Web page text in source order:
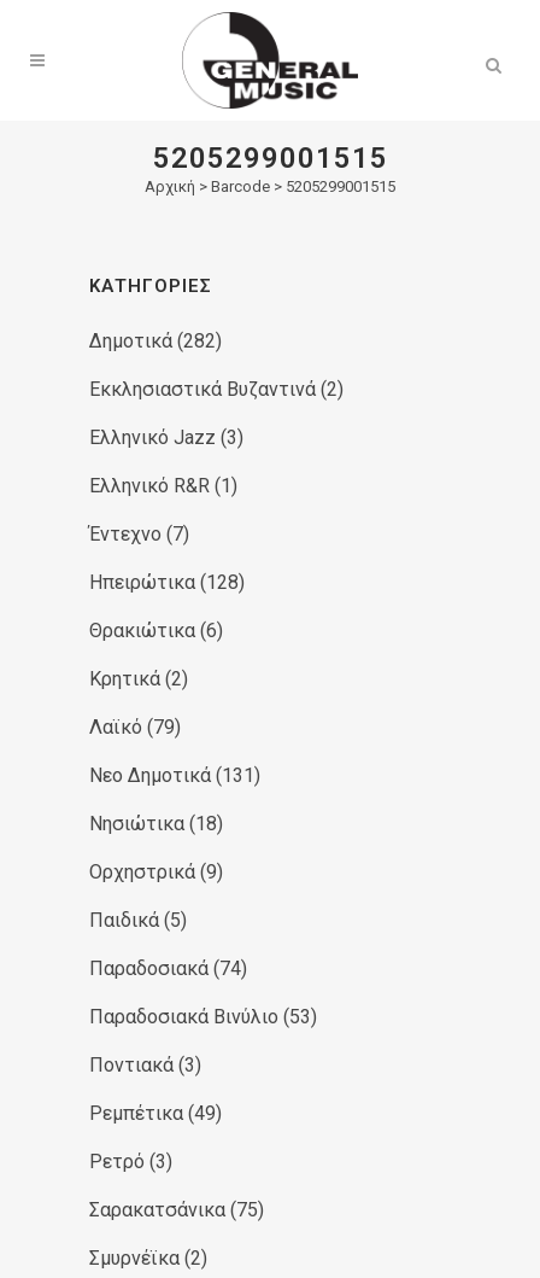
5205299001515
Αρχική > Barcode > 5205299001515
ΚΑΤΗΓΟΡΊΕΣ
Δημοτικά (282)
Εκκλησιαστικά Βυζαντινά (2)
Ελληνικό Jazz (3)
Ελληνικό R&R (1)
Έντεχνο (7)
Ηπειρώτικα (128)
Θρακιώτικα (6)
Κρητικά (2)
Λαϊκό (79)
Νεο Δημοτικά (131)
Νησιώτικα (18)
Ορχηστρικά (9)
Παιδικά (5)
Παραδοσιακά (74)
Παραδοσιακά Βινύλιο (53)
Ποντιακά (3)
Ρεμπέτικα (49)
Ρετρό (3)
Σαρακατσάνικα (75)
Σμυρνέϊκα (2)